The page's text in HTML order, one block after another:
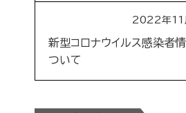
2022年11
新型コロナウイルス感染者
ついて